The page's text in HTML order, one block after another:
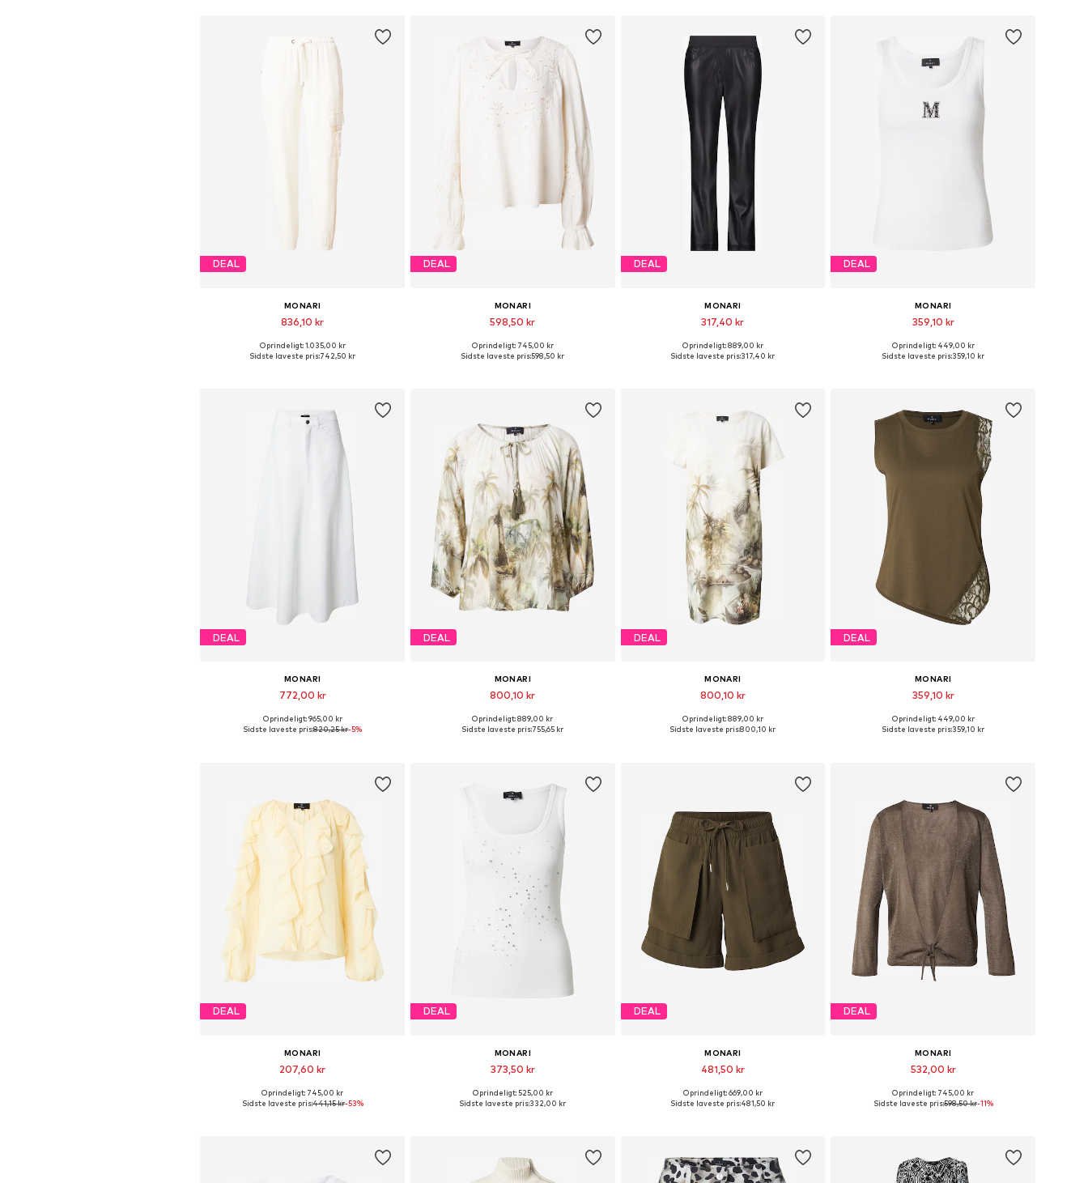
DEAL
MONARI
836,10 kr
Oprindeligt: 1.035,00 kr
Sidste laveste pris:742,50 kr
DEAL
MONARI
598,50 kr
Oprindeligt: 745,00 kr
Sidste laveste pris:598,50 kr
DEAL
MONARI
317,40 kr
Tilgængelige størrelser: 36, 40, 42
Oprindeligt: 889,00 kr
Sidste laveste pris:317,40 kr
DEAL
MONARI
359,10 kr
Fås i mange størrelser
Oprindeligt: 449,00 kr
Sidste laveste pris:359,10 kr
DEAL
MONARI
772,00 kr
Tilgængelige størrelser: 34, 36, 40, 42, 44
Oprindeligt: 965,00 kr
Sidste laveste pris:820,25 kr-5%
DEAL
MONARI
800,10 kr
Oprindeligt: 889,00 kr
Sidste laveste pris:755,65 kr
DEAL
MONARI
800,10 kr
Tilgængelige størrelser: 36, 38, 40, 44, 46
Oprindeligt: 889,00 kr
Sidste laveste pris:800,10 kr
DEAL
MONARI
359,10 kr
Fås i mange størrelser
Oprindeligt: 449,00 kr
Sidste laveste pris:359,10 kr
DEAL
MONARI
207,60 kr
Tilgængelige størrelser: XS
Oprindeligt: 745,00 kr
Sidste laveste pris:441,15 kr-53%
DEAL
MONARI
373,50 kr
Tilgængelige størrelser: XS, S, M, XL, XXL
Oprindeligt: 525,00 kr
Sidste laveste pris:332,00 kr
DEAL
MONARI
481,50 kr
Tilgængelige størrelser: 36, 40, 42, 46
Oprindeligt: 669,00 kr
Sidste laveste pris:481,50 kr
DEAL
MONARI
532,00 kr
Fås i mange størrelser
Oprindeligt: 745,00 kr
Sidste laveste pris:598,50 kr-11%